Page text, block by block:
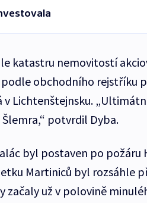
katastru nemovitostí
obchodního rejstříku
v Lichtenštejnsku.
potvrdil Dyba.
byl postaven po požáru
Martiniců byl rozsáhle
začaly už v polovině